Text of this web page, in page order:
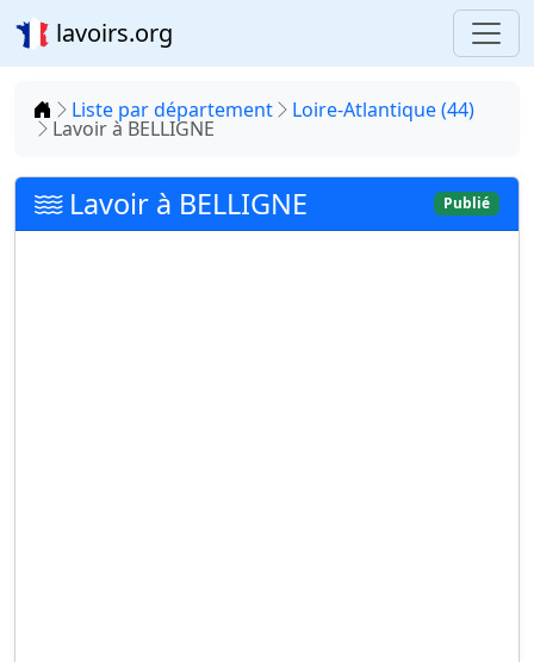
lavoirs.org
Accueil
Liste par département Loire-Atlantique (44)
Lavoir à BELLIGNE
Lavoir à BELLIGNE Publié